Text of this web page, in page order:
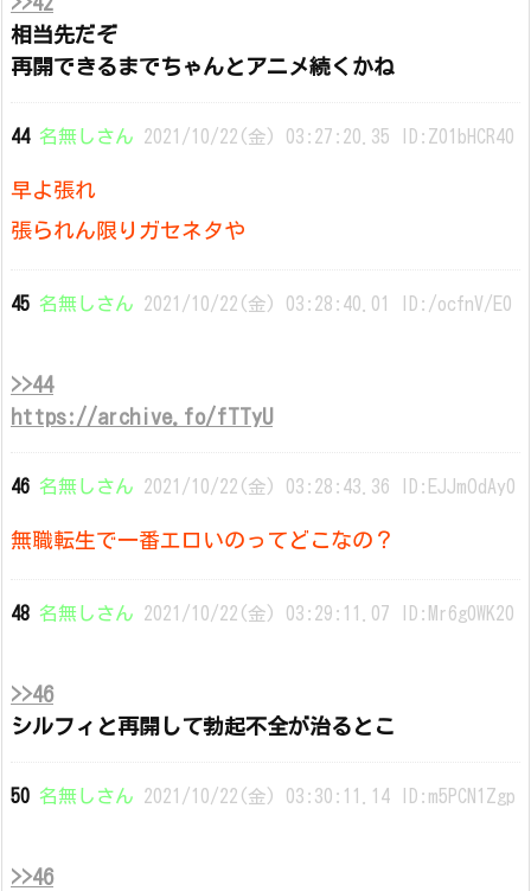
相当先だぞ
再開できるまでちゃんとアニメ続くかね
44 名無しさん 2021/10/22(金) 03:27:20.35 ID:Z01bHCR40
早よ張れ
張られん限りガセネタや
45 名無しさん 2021/10/22(金) 03:28:40.01 ID:/ocfnV/E0
>>44
https://archive.fo/fTTyU
46 名無しさん 2021/10/22(金) 03:28:43.36 ID:EJJmOdAy0
無職転生で一番エロいのってどこなの？
48 名無しさん 2021/10/22(金) 03:29:11.07 ID:Mr6g0WK20
>>46
シルフィと再開して勃起不全が治るとこ
50 名無しさん 2021/10/22(金) 03:30:11.14 ID:m5PCN1Zgp
>>46